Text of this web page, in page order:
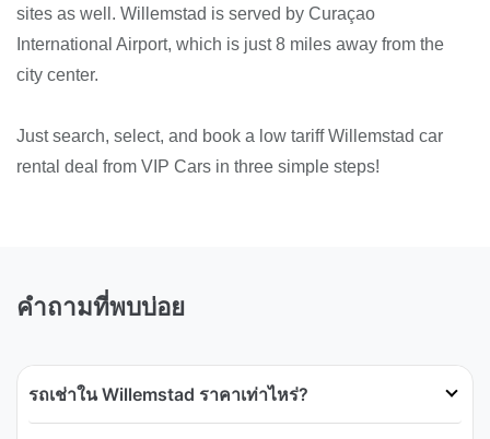
sites as well. Willemstad is served by Curaçao
International Airport, which is just 8 miles away from the
city center.
Just search, select, and book a low tariff Willemstad car
rental deal from VIP Cars in three simple steps!
คำถามที่พบบ่อย
รถเช่าใน Willemstad ราคาเท่าไหร่?